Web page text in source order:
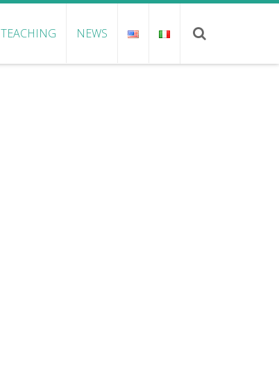
TEACHING NEWS